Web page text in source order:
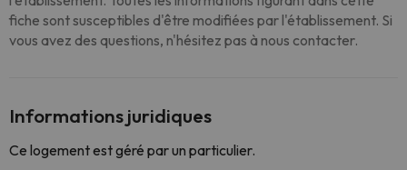
fiche sont susceptibles d'être modifiées par l'établissement. Si
vous avez des questions, n'hésitez pas à nous contacter.
Informations juridiques
Ce logement est géré par un particulier.